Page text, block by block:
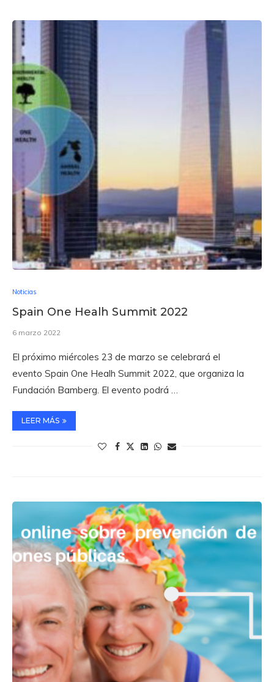
Noticias
Spain One Healh Summit 2022
6 marzo 2022
El próximo miércoles 23 de marzo se celebrará el
evento Spain One Healh Summit 2022, que organiza la
Fundación Bamberg. El evento podrá …
LEER MÁS